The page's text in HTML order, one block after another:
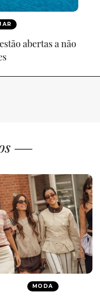
abertas a não
MODA